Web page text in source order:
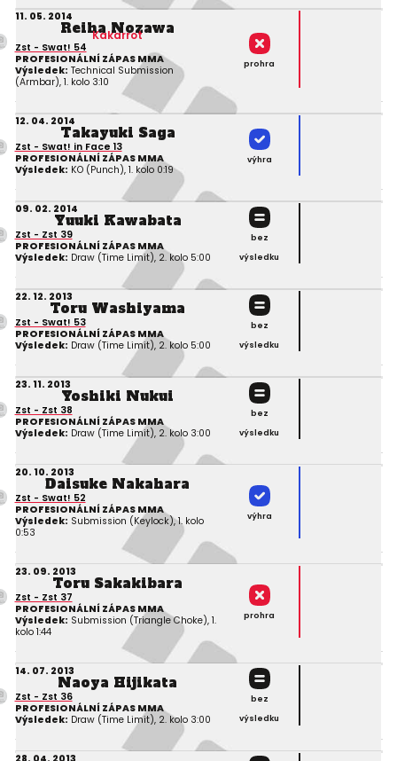
11. 05. 2014
Reiha Nozawa
Kakarrot
Zst - Swat! 54
PROFESIONÁLNÍ ZÁPAS MMA
Výsledek: Technical Submission
(Armbar), 1. kolo 3:10
prohra
12. 04. 2014
Takayuki Saga
Zst - Swat! in Face 13
PROFESIONÁLNÍ ZÁPAS MMA
Výsledek: KO (Punch), 1. kolo 0:19
výhra
09. 02. 2014
Yuuki Kawabata
Zst - Zst 39
PROFESIONÁLNÍ ZÁPAS MMA
Výsledek: Draw (Time Limit), 2. kolo 5:00
bez
výsledku
22. 12. 2013
Toru Washiyama
Zst - Swat! 53
PROFESIONÁLNÍ ZÁPAS MMA
Výsledek: Draw (Time Limit), 2. kolo 5:00
bez
výsledku
23. 11. 2013
Yoshiki Nukui
Zst - Zst 38
PROFESIONÁLNÍ ZÁPAS MMA
Výsledek: Draw (Time Limit), 2. kolo 3:00
bez
výsledku
20. 10. 2013
Daisuke Nakahara
Zst - Swat! 52
PROFESIONÁLNÍ ZÁPAS MMA
Výsledek: Submission (Keylock), 1. kolo
0:53
výhra
23. 09. 2013
Toru Sakakibara
Zst - Zst 37
PROFESIONÁLNÍ ZÁPAS MMA
Výsledek: Submission (Triangle Choke), 1.
kolo 1:44
prohra
14. 07. 2013
Naoya Hijikata
Zst - Zst 36
PROFESIONÁLNÍ ZÁPAS MMA
Výsledek: Draw (Time Limit), 2. kolo 3:00
bez
výsledku